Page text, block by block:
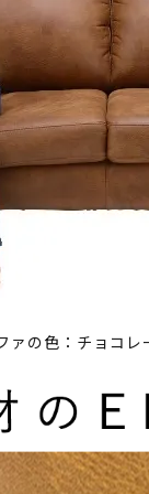
の色：チョコレ